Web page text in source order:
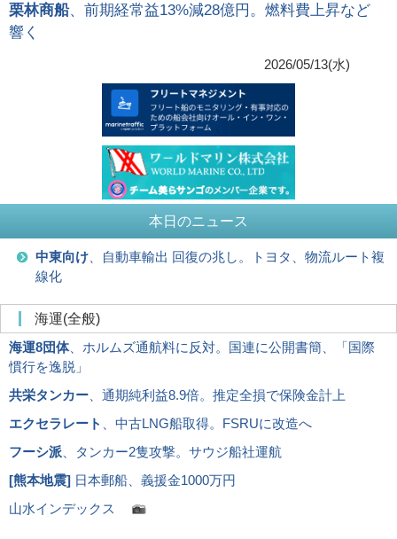
栗林商船、前期経常益13%減28億円。燃料費上昇など
響く
2026/05/13(水)
本日のニュース
中東向け 、自動車輸出 回復の兆し。トヨタ、物流ルート複
線化
海運(全般)
海運8団体、ホルムズ通航料に反対。国連に公開書簡、「国際
慣行を逸脱」
共栄タンカー 、通期純利益8.9倍。推定全損で保険金計上
エクセラレート
、中古LNG船取得。FSRUに改造へ
フーシ派 、タンカー2隻攻撃。サウジ船社運航
[熊本地震] 日本郵船、義援金1000万円
山水インデックス